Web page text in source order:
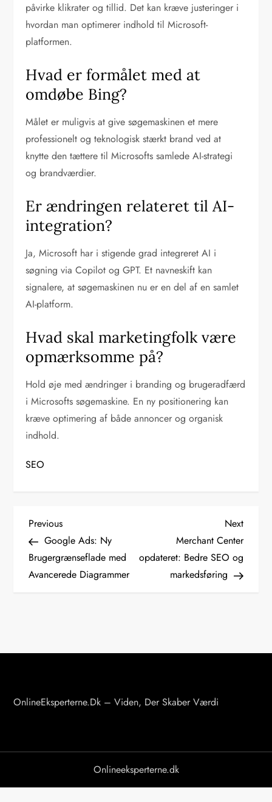
påvirke klikrater og tillid. Det kan kræve justeringer i
hvordan man optimerer indhold til Microsoft-
platformen.
Hvad er formålet med at
omdøbe Bing?
Målet er muligvis at give søgemaskinen et mere
professionelt og teknologisk stærkt brand ved at
knytte den tættere til Microsofts samlede AI-strategi
og brandværdier.
Er ændringen relateret til AI-
integration?
Ja, Microsoft har i stigende grad integreret AI i
søgning via Copilot og GPT. Et navneskift kan
signalere, at søgemaskinen nu er en del af en samlet
AI-platform.
Hvad skal marketingfolk være
opmærksomme på?
Hold øje med ændringer i branding og brugeradfærd
i Microsofts søgemaskine. En ny positionering kan
kræve optimering af både annoncer og organisk
indhold.
SEO
I
n
d
l
v
a
Previous
Post
Previous
Google Ads: Ny
Brugergrænseflade med
Avancerede Diagrammer
Next
Post
Next
Merchant Center
opdateret: Bedre SEO og
markedsføring
OnlineEksperterne.dk – Viden, Der Skaber Værdi
Onlineeksperterne.dk